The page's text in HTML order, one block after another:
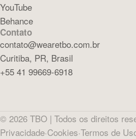
YouTube
Behance
Contato
contato@wearetbo.com.br
Curitiba, PR, Brasil
+55 41 99669-6918
© 2026 TBO | Todos os direitos
Privacidade·Cookies·Termos de